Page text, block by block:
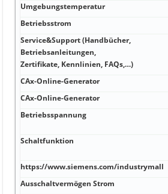
Umgebungstemperatur
Betriebsstrom
Service&Support (Handbücher,
Betriebsanleitungen,
Zertifikate, Kennlinien, FAQs,…)
CAx-Online-Generator
CAx-Online-Generator
Betriebsspannung
Schaltfunktion
https://www.siemens.com/industrymall
Ausschaltvermögen Strom